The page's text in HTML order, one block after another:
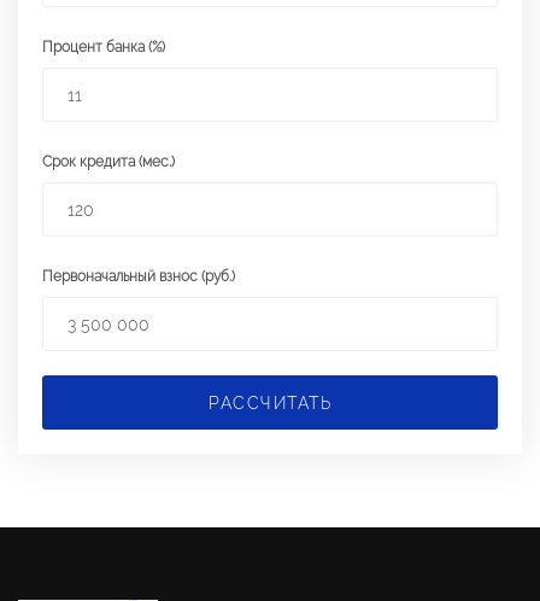
Процент банка (%)
Срок кредита (мес.)
Первоначальный взнос (руб.)
РАССЧИТАТЬ